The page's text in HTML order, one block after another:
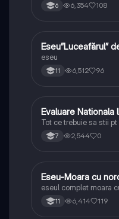
6 6,354 108
Limba și literatura
Eseu”Luceafărul”
eseu
11 6,512 96
Limba și literatura
Evaluare Nationala
Tot ce trebuie sa stii
7 2,544 0
Limba și literatura
Eseu-Moara cu
eseul complet moara
11 6,414 119